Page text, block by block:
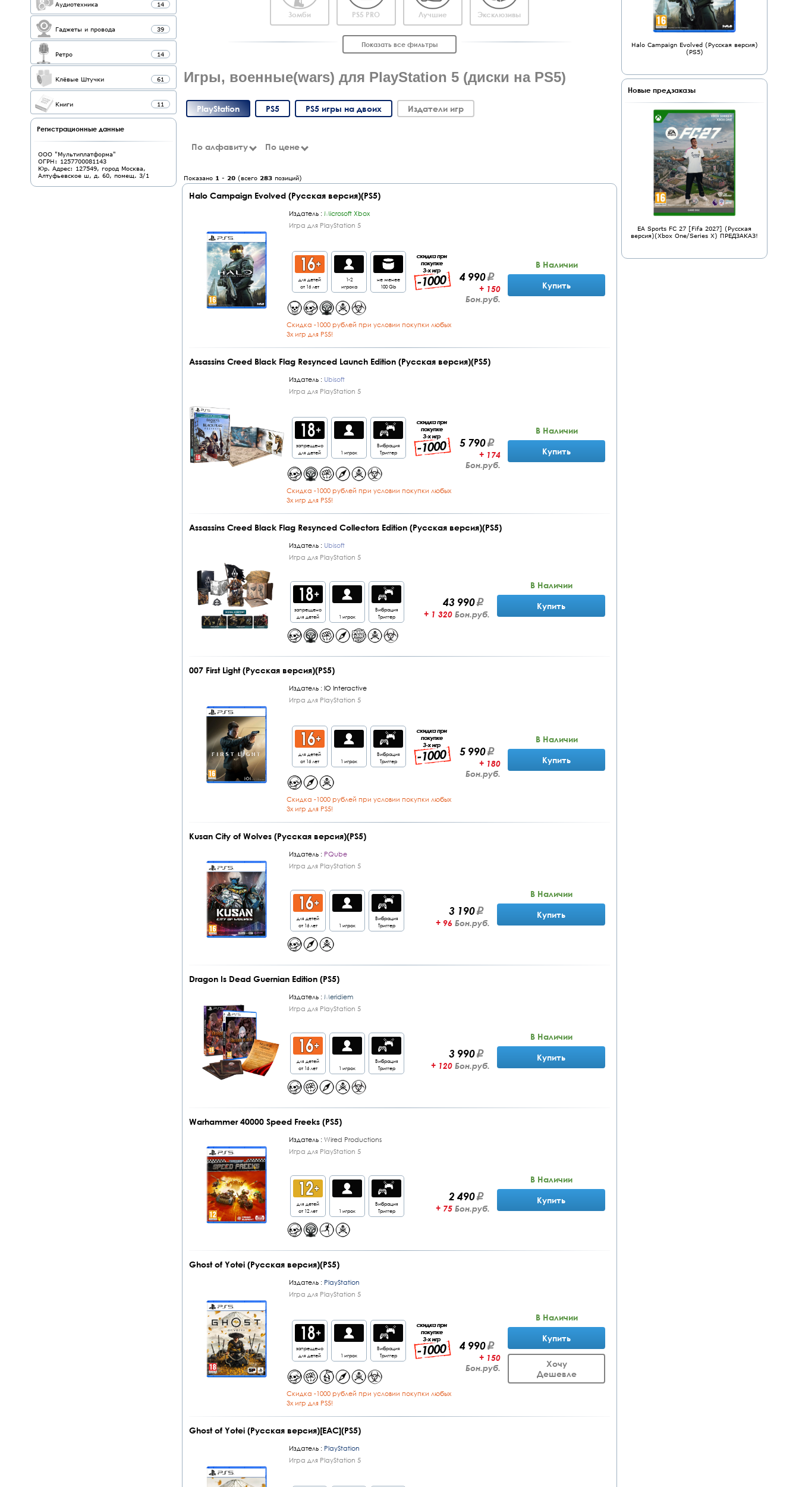
Аудиотехника 14
Гаджеты и провода 39
Ретро 14
Клёвые Штучки 61
Книги 11
Регистрационные данные
ООО "Мультиплатформа"
ОГРН: 1257700081143
Юр. Адрес: 127549, город Москва,
Алтуфьевское ш, д. 60, помещ. 3/1
Зомби PS5 PRO Лучшие Эксклюзивы
Показать все фильтры
Игры, военные(wars) для PlayStation 5 (диски на PS5)
PlayStation PS5 PS5 игры на двоих Издатели игр
По алфавиту По цене
Показано 1 - 20 (всего 283 позиций)
Halo Campaign Evolved (Русская версия)(PS5)
Издатель :Microsoft Xbox
Игра для PlayStation 5
для детей
от 16 лет
1-2
игрока
не менее
100 Gb
Cкидка -1000 рублей при условии покупки любых
3х игр для PS5!
4 990
+ 150
Бон.руб.
В Наличии
Купить
Assassins Creed Black Flag Resynced Launch Edition (Русская версия)(PS5)
Издатель : Ubisoft
Игра для PlayStation 5
запрещено
для детей
1 игрок
Вибрация
Триггер
Cкидка -1000 рублей при условии покупки любых
3х игр для PS5!
5 790
+ 174
Бон.руб.
В Наличии
Купить
Assassins Creed Black Flag Resynced Collectors Edition (Русская версия)(PS5)
Издатель : Ubisoft
Игра для PlayStation 5
запрещено
для детей
1 игрок
Вибрация
Триггер
43 990
+ 1 320 Бон.руб.
В Наличии
Купить
007 First Light (Русская версия)(PS5)
Издатель :IO Interactive
Игра для PlayStation 5
для детей
от 16 лет
1 игрок
Вибрация
Триггер
Cкидка -1000 рублей при условии покупки любых
3х игр для PS5!
5 990
+ 180
Бон.руб.
В Наличии
Купить
Kusan City of Wolves (Русская версия)(PS5)
Издатель : PQube
Игра для PlayStation 5
для детей
от 16 лет
1 игрок
Вибрация
Триггер
3 190
+ 96 Бон.руб.
В Наличии
Купить
Dragon Is Dead Guernian Edition (PS5)
Издатель :Meridiem
Игра для PlayStation 5
для детей
от 16 лет
1 игрок
Вибрация
Триггер
3 990
+ 120 Бон.руб.
В Наличии
Купить
Warhammer 40000 Speed Freeks (PS5)
Издатель :Wired Productions
Игра для PlayStation 5
для детей
от 12 лет
1 игрок
Вибрация
Триггер
2 490
+ 75 Бон.руб.
В Наличии
Купить
Ghost of Yotei (Русская версия)(PS5)
Издатель : PlayStation
Игра для PlayStation 5
запрещено
для детей
1 игрок
Вибрация
Триггер
Cкидка -1000 рублей при условии покупки любых
3х игр для PS5!
4 990
+ 150
Бон.руб.
В Наличии
Купить
Хочу
Дешевле
Ghost of Yotei (Русская версия)[EAC](PS5)
Издатель : PlayStation
Игра для PlayStation 5
Halo Campaign Evolved (Русская версия)
(PS5)
Новые предзаказы
EA Sports FC 27 [Fifa 2027] (Русская
версия)(Xbox One/Series X) ПРЕДЗАКАЗ!